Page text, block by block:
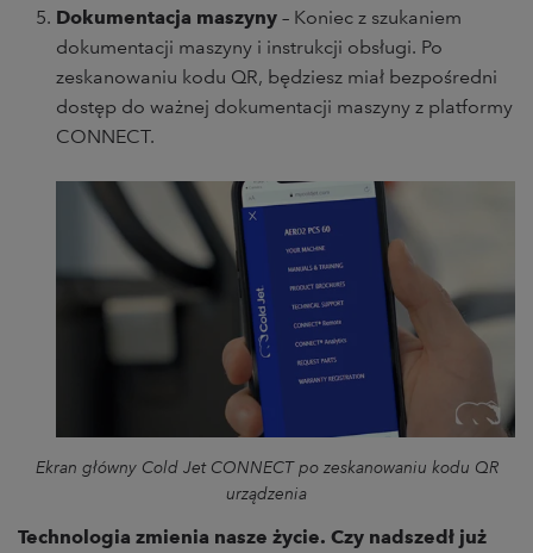
Dokumentacja maszyny – Koniec z szukaniem
dokumentacji maszyny i instrukcji obsługi. Po
zeskanowaniu kodu QR, będziesz miał bezpośredni
dostęp do ważnej dokumentacji maszyny z platformy
CONNECT.
Ekran główny Cold Jet CONNECT po zeskanowaniu kodu QR
urządzenia
Technologia zmienia nasze życie. Czy nadszedł już